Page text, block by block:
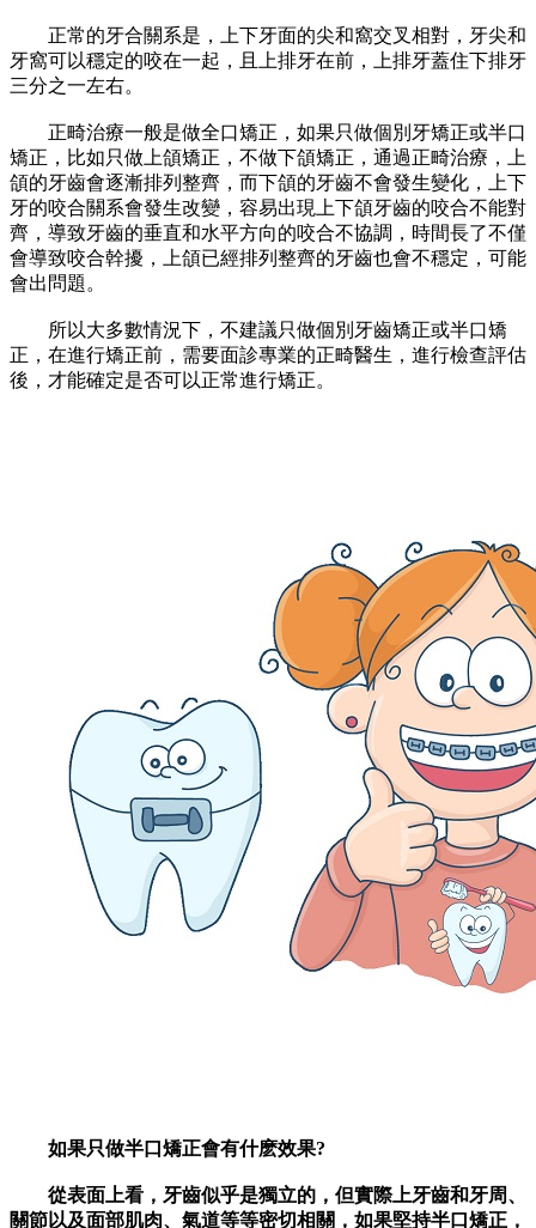
正常的牙合關系是，上下牙面的尖和窩交叉相對，牙尖和
牙窩可以穩定的咬在一起，且上排牙在前，上排牙蓋住下排牙
三分之一左右。
正畸治療一般是做全口矯正，如果只做個別牙矯正或半口
矯正，比如只做上頜矯正，不做下頜矯正，通過正畸治療，上
頜的牙齒會逐漸排列整齊，而下頜的牙齒不會發生變化，上下
牙的咬合關系會發生改變，容易出現上下頜牙齒的咬合不能對
齊，導致牙齒的垂直和水平方向的咬合不協調，時間長了不僅
會導致咬合幹擾，上頜已經排列整齊的牙齒也會不穩定，可能
會出問題。
所以大多數情況下，不建議只做個別牙齒矯正或半口矯
正，在進行矯正前，需要面診專業的正畸醫生，進行檢查評估
後，才能確定是否可以正常進行矯正。
如果只做半口矯正會有什麽效果?
從表面上看，牙齒似乎是獨立的，但實際上牙齒和牙周、
關節以及面部肌肉、氣道等等密切相關，如果堅持半口矯正，